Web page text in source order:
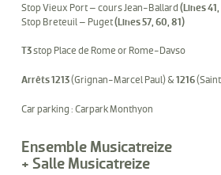
Stop Vieux Port – cours Jean-Ballard (Lines 41,
Stop Breteuil – Puget(Lines 57, 60, 81)
T3stop Place de Rome or Rome-Davso
Arrêts 1213(Grignan-Marcel Paul) & 1216
Car parking : Carpark Monthyon
Ensemble Musicatreize
+ Salle Musicatreize